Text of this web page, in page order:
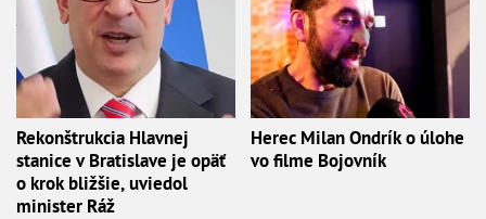
Rekonštrukcia Hlavnej
stanice v Bratislave je opäť
o krok bližšie, uviedol
minister Ráž
Herec Milan Ondrík o úlohe
vo filme Bojovník